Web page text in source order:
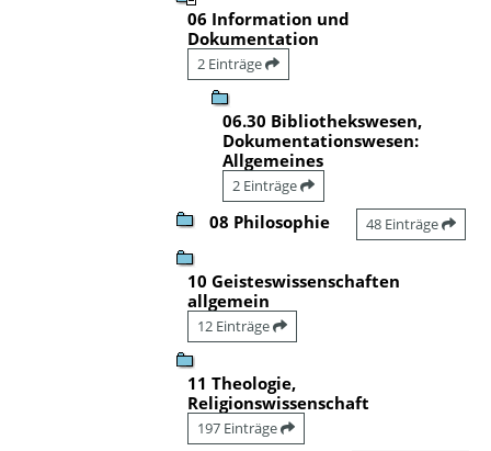
06 Information und
Dokumentation
2 Einträge
06.30 Bibliothekswesen,
Dokumentationswesen:
Allgemeines
2 Einträge
08 Philosophie 48 Einträge
10 Geisteswissenschaften
allgemein
12 Einträge
11 Theologie,
Religionswissenschaft
197 Einträge